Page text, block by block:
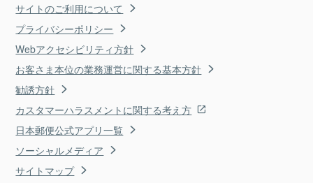
サイトのご利用について
プライバシーポリシー
Webアクセシビリティ方針
お客さま本位の業務運営に関する基本方針
勧誘方針
カスタマーハラスメントに関する考え方
日本郵便公式アプリ一覧
ソーシャルメディア
サイトマップ